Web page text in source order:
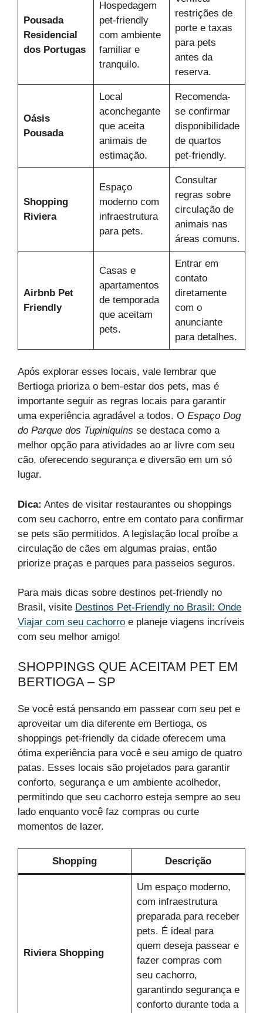
Pousada
Residencial
dos Portugas
Hospedagem
pet-friendly
com ambiente
familiar e
tranquilo.
restrições de
porte e taxas
para pets
antes da
reserva.
Oásis
Pousada
Local
aconchegante
que aceita
animais de
estimação.
Recomenda-
se confirmar
disponibilidade
de quartos
pet-friendly.
Shopping
Riviera
Espaço
moderno com
infraestrutura
para pets.
Consultar
regras sobre
circulação de
animais nas
áreas comuns.
Airbnb Pet
Friendly
Casas e
apartamentos
de temporada
que aceitam
pets.
Entrar em
contato
diretamente
com o
anunciante
para detalhes.
Após explorar esses locais, vale lembrar que
Bertioga prioriza o bem-estar dos pets, mas é
importante seguir as regras locais para garantir
uma experiência agradável a todos. O Espaço Dog
do Parque dos Tupiniquins se destaca como a
melhor opção para atividades ao ar livre com seu
cão, oferecendo segurança e diversão em um só
lugar.
Dica: Antes de visitar restaurantes ou shoppings
com seu cachorro, entre em contato para confirmar
se pets são permitidos. A legislação local proíbe a
circulação de cães em algumas praias, então
priorize praças e parques para passeios seguros.
Para mais dicas sobre destinos pet-friendly no
Brasil, visite Destinos Pet-Friendly no Brasil: Onde
Viajar com seu cachorro e planeje viagens incríveis
com seu melhor amigo!
SHOPPINGS QUE ACEITAM PET EM
BERTIOGA – SP
Se você está pensando em passear com seu pet e
aproveitar um dia diferente em Bertioga, os
shoppings pet-friendly da cidade oferecem uma
ótima experiência para você e seu amigo de quatro
patas. Esses locais são projetados para garantir
conforto, segurança e um ambiente acolhedor,
permitindo que seu cachorro esteja sempre ao seu
lado enquanto você faz compras ou curte
momentos de lazer.
Shopping Descrição
Riviera Shopping
Um espaço moderno,
com infraestrutura
preparada para receber
pets. É ideal para
quem deseja passear e
fazer compras com
seu cachorro,
garantindo segurança e
conforto durante toda a